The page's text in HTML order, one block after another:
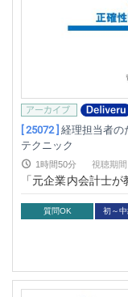
[ 25072 ] 経理担当者の
テクニック
1時間50分 視聴期間
「元企業内会計士
活用戦略がわかる本
みの実務家会計士
エクセル基本操作
UPにつながる有形
質問OK 初～